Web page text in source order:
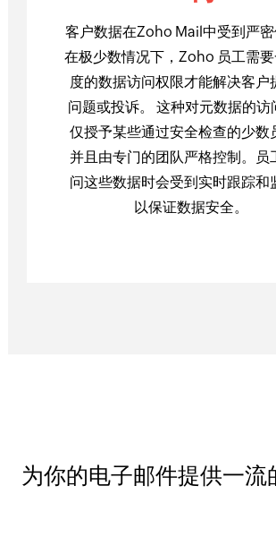
客户数据在Zoho Mail中受到严密
在极少数情况下，Zoho 员工需
度的数据访问权限才能解决客户
问题或投诉。 这种对元数据的访
仅授予某些通过安全检查的少数
并且由专门的团队严格控制。员
问这些数据时会受到实时跟踪和
以保证数据安全。
为你的电子邮件提供一流